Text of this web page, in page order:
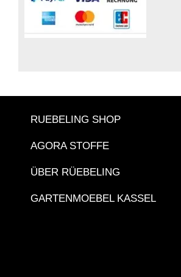
RUEBELING SHOP
AGORA STOFFE
ÜBER RÜEBELING
GARTENMOEBEL KASSEL